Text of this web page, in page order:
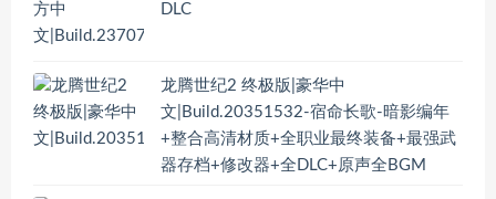
DLC
龙腾世纪2 终极版|豪华中
文|Build.20351532-宿命长歌-暗影编年
+整合高清材质+全职业最终装备+最强武
器存档+修改器+全DLC+原声全BGM